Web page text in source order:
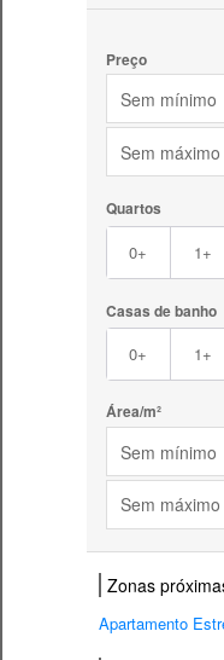
Preço
Sem mínimo
Sem máximo
Quartos
0+ 1+
Casas de banho
0+ 1+
Área/m²
Sem mínimo
Sem máximo
Zonas
Apartamento